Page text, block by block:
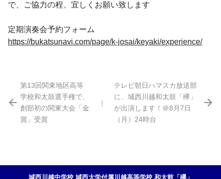
で、ご協力の程、宜しくお願い致します
定期演奏会予約フォーム
https://bukatsunavi.com/page/k-josai/keyaki/experience/
第13回関東地区高等
学校和太鼓選手権で、
創部初の関東大会「金
賞」受賞
｜
テレビ朝日ハマスカ放送部
に、城西川越和太鼓「欅」
が出演します！＠8月7日
（月）24時台
城西川越中学校 城西大学付属川越高等学校 和太鼓「欅」